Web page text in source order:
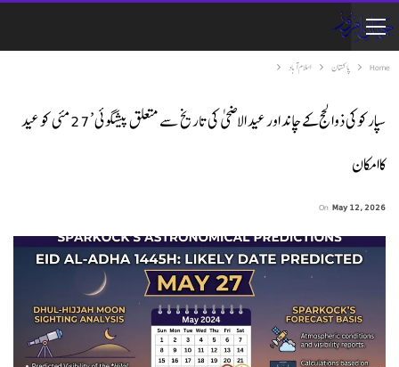
Home پاکستان اسلام آباد
سپارکوکی ذوالحج کے چاند اور عید الاضحی کی تاریخ سے متعلق پیشگوئی ’27مئی کو عید
کاامکان
On May 12, 2026